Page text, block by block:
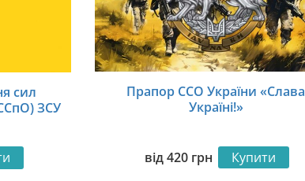
сил
ЗСУ
Прапор ССО України «Слава
Україні!»
від420 грн Купити